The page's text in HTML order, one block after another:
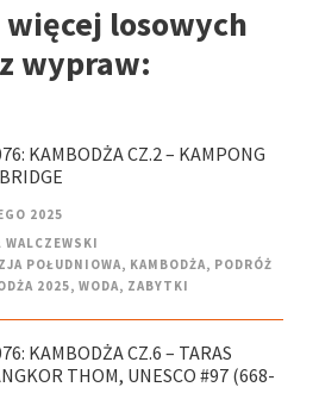
więcej losowych
wypraw:
KAMBODŻA CZ.2 – KAMPONG
2025
WALCZEWSKI
POŁUDNIOWA, KAMBODŻA, PODRÓŻ
2025, WODA, ZABYTKI
KAMBODŻA CZ.6 – TARAS
THOM, UNESCO #97 (668-